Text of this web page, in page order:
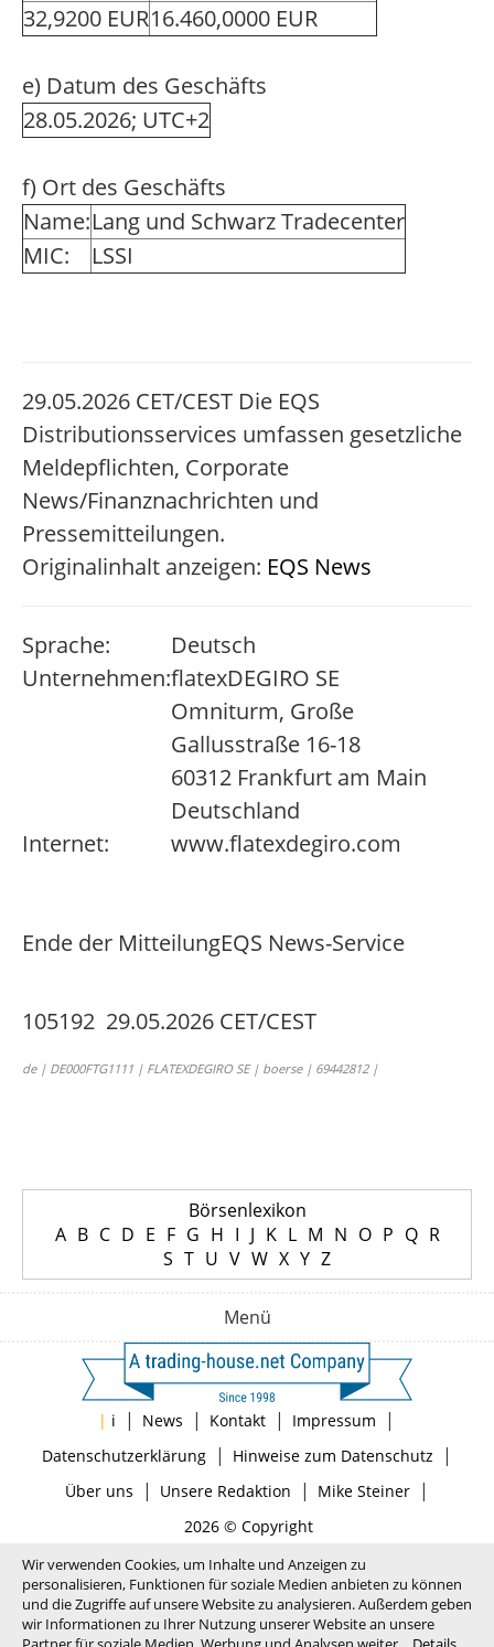
32,9200 EUR16.460,0000 EUR
e) Datum des Geschäfts
28.05.2026; UTC+2
f) Ort des Geschäfts
Name:Lang und Schwarz Tradecenter
MIC:
LSSI
29.05.2026 CET/CEST Die EQS
Distributionsservices umfassen gesetzliche
Meldepflichten, Corporate
News/Finanznachrichten und
Pressemitteilungen.
Originalinhalt anzeigen: EQS News
Sprache:
Deutsch
Unternehmen:flatexDEGIRO SE
Omniturm, Große
Gallusstraße 16-18
60312 Frankfurt am Main
Deutschland
Internet:
www.flatexdegiro.com
Ende der MitteilungEQS News-Service
105192 29.05.2026 CET/CEST
de | DE000FTG1111 | FLATEXDEGIRO SE | boerse | 69442812 |
Börsenlexikon
A B C D E F G H I J K L M N O P Q R
S T U V W X Y Z
Menü
| i | News | Kontakt | Impressum |
Datenschutzerklärung| Hinweise zum Datenschutz |
Über uns | Unsere Redaktion | Mike Steiner|
2026 © Copyright
Wir verwenden Cookies, um Inhalte und Anzeigen zu
personalisieren, Funktionen für soziale Medien anbieten zu können
und die Zugriffe auf unsere Website zu analysieren. Außerdem geben
wir Informationen zu Ihrer Nutzung unserer Website an unsere